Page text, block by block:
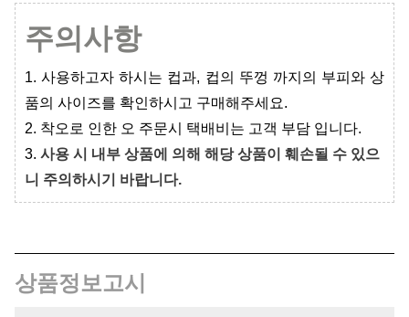
주의사항
1. 사용하고자 하시는 컵과, 컵의 뚜껑 까지의 부피와 상
품의 사이즈를 확인하시고 구매해주세요.
2. 착오로 인한 오 주문시 택배비는 고객 부담 입니다.
3. 사용 시 내부 상품에 의해 해당 상품이 훼손될 수 있으
니 주의하시기 바랍니다.
상품정보고시